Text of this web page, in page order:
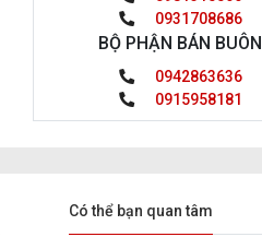
0931708686
BỘ PHẬN BÁN BUÔN
0942863636
0915958181
Có thể bạn quan tâm